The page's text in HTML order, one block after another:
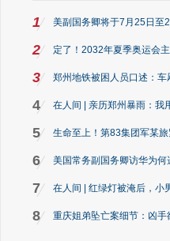
1 美副国务卿将于7月25日至
2 定了！2032年夏季奥运会
3 郑州地铁被困人员口述：
4 在人间 | 亲历郑州暴雨：我
5 生命至上！第83集团军某
6 美国常务副国务卿访华为
7 在人间 | 红绿灯被淹后，小
8 重庆姐弟坠亡案细节：凶